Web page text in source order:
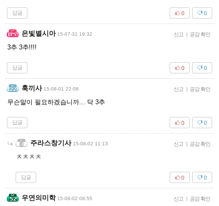
답글 0
0
은빛별시아 15-07-31 19:32 신고 | 공감 확인
3추 3추!!!!
답글 0
0
훅끼사 15-08-01 22:08 신고 | 공감 확인
무슨말이 필요하겠습니까... 닥 3추
답글 0
0
주라스창기사 15-08-02 11:13 신고 | 공감 확인
ㅊㅊㅊㅊ
답글 0
0
우연의미학 15-08-02 08:55 신고 | 공감 확인